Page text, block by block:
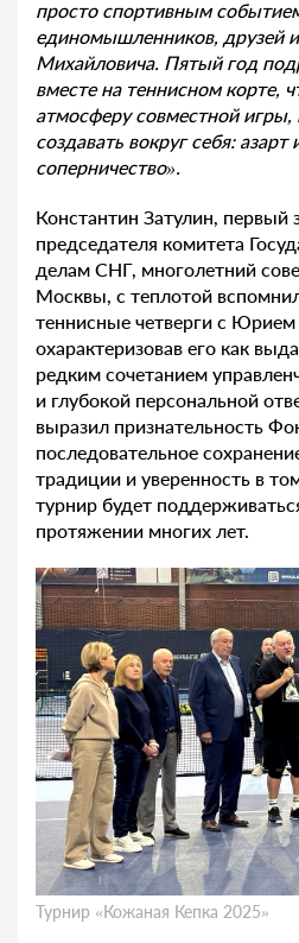
просто спортивным
единомышленников, друзей
Михайловича. Пятый год
вместе на теннисном корте,
атмосферу совместной
создавать вокруг себя: азарт
соперничество».
Константин Затулин, первый
председателя комитета
делам СНГ, многолетний
Москвы, с теплотой
теннисные четверги с
охарактеризовав его как
редким сочетанием
и глубокой персональной
выразил признательность
последовательное
традиции и уверенность в
турнир будет
протяжении многих лет.
Турнир «Кожаная Кепка 2025»